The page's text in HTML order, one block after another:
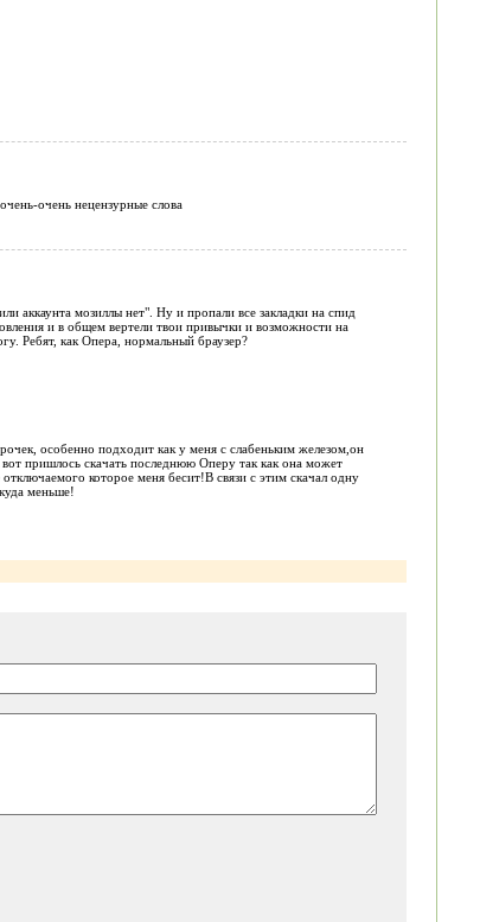
очень нецензурные слова
аккаунта мозиллы нет". Ну и пропали все закладки на спид
и в общем вертели твои привычки и возможности на
Ребят, как Опера, нормальный браузер?
особенно подходит как у меня с слабеньким железом,он
пришлось скачать последнюю Оперу так как она может
которое меня бесит!В связи с этим скачал одну
меньше!